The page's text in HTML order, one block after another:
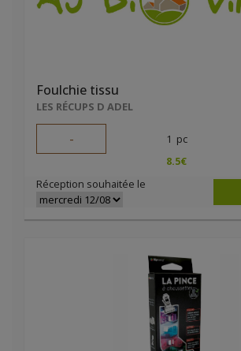
Foulchie tissu
LES RÉCUPS D ADEL
- 1 pc
8.5€
Réception souhaitée le